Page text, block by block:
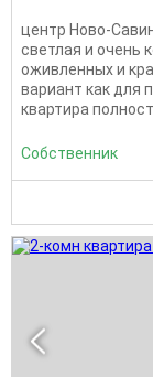
центр Ново-
светлая и очень
оживленных и
вариант как для
квартира
Собственник